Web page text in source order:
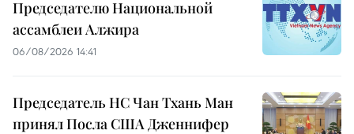
Председателю Национальной
ассамблеи Алжира
06/08/2026 14:41
Председатель НС Чан Тхань Ман
принял Посла США Дженнифер